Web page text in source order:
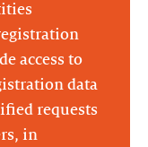
access to
data
requests
in